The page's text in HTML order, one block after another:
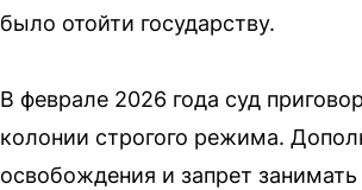
было отойти государству.
В феврале 2026 года суд
колонии строгого режима.
освобождения и запрет